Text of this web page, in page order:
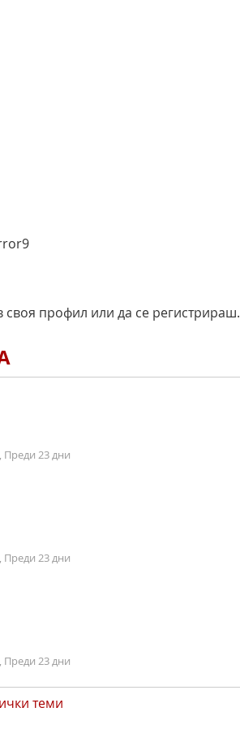
профил или да се регистрираш.
Преди 23 дни
Преди 23 дни
Преди 23 дни
теми